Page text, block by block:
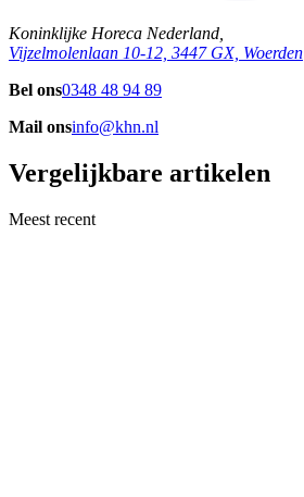
Koninklijke Horeca Nederland,
Vijzelmolenlaan 10-12, 3447 GX, Woerden
Bel ons0348 48 94 89
Mail onsinfo@khn.nl
Vergelijkbare artikelen
Meest recent